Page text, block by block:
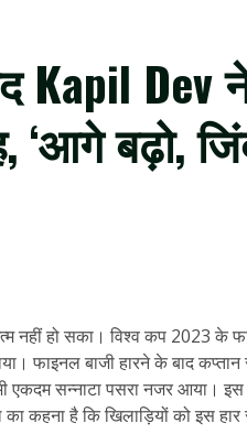
Kapil Dev
बढ़ो,
नहीं हो सका। विश्व कप 2023 के
फाइनल बाजी हारने के बाद
सन्नाटा पसरा नजर आया। इस
कहना है कि खिलाड़ियों को इस